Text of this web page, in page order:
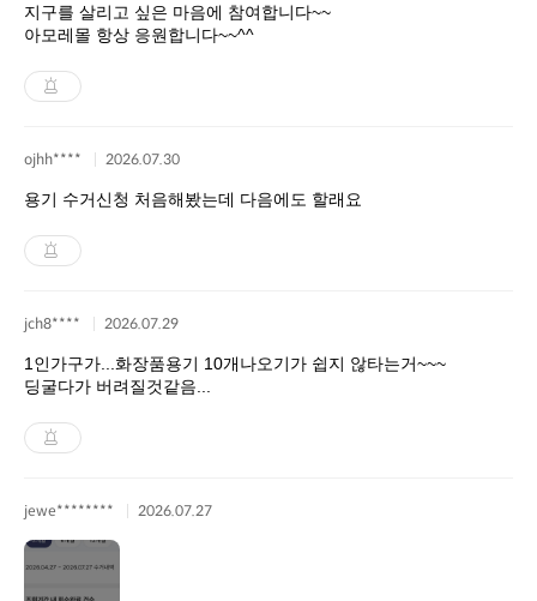
지구를 살리고 싶은 마음에 참여합니다~~
아모레몰 항상 응원합니다~~^^
ojhh**** 2026.07.30
용기 수거신청 처음해봤는데 다음에도 할래요
jch8**** 2026.07.29
1인가구가...화장품용기 10개나오기가 쉽지 않타는거~~~
딩굴다가 버려질것같음...
jewe******** 2026.07.27